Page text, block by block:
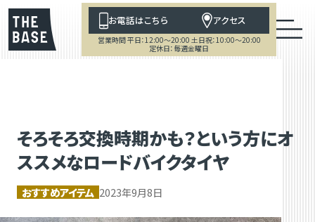
お電話はこちら アクセス
営業時間 平日：12:00～20:00 土日祝：10:00～20:00
定休日：毎週金曜日
そろそろ交換時期かも？という方にオ
ススメなロードバイクタイヤ
おすすめアイテム 2023年9月8日